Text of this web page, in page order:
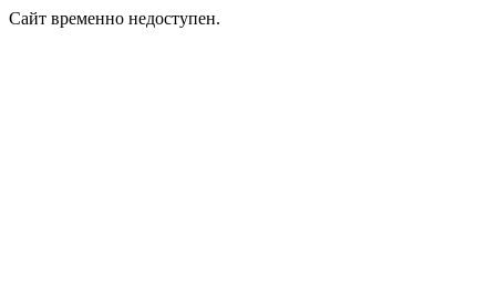
Сайт временно недоступен.